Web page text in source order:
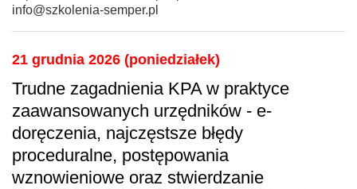
info@szkolenia-semper.pl
21 grudnia 2026 (poniedziałek)
Trudne zagadnienia KPA w praktyce
zaawansowanych urzędników - e-
doręczenia, najczęstsze błędy
proceduralne, postępowania
wznowieniowe oraz stwierdzanie